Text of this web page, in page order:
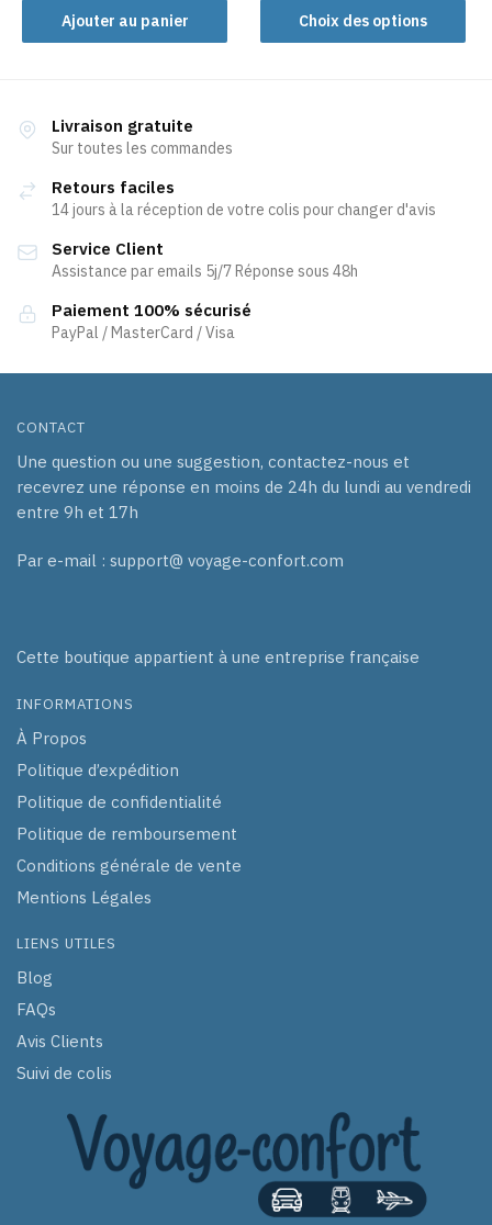
Ajouter au panier Choix des options
produit
a
être
Livraison gratuite
Sur toutes les commandes
Retours faciles
14 jours à la réception de votre colis pour changer d'avis
Service Client
Assistance par emails 5j/7 Réponse sous 48h
Paiement 100% sécurisé
PayPal / MasterCard / Visa
CONTACT
Une question ou une suggestion, contactez-nous et
recevrez une réponse en moins de 24h du lundi au vendredi
entre 9h et 17h
Par e-mail : support@ voyage-confort.com
Cette boutique appartient à une entreprise française
INFORMATIONS
À Propos
Politique d’expédition
Politique de confidentialité
Politique de remboursement
Conditions générale de vente
Mentions Légales
LIENS UTILES
Blog
FAQs
Avis Clients
Suivi de colis